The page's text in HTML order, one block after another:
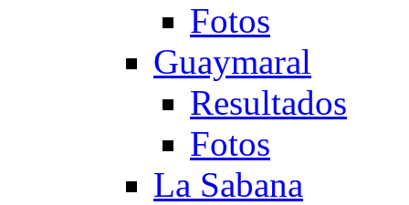
Fotos
Guaymaral
Resultados
Fotos
La Sabana